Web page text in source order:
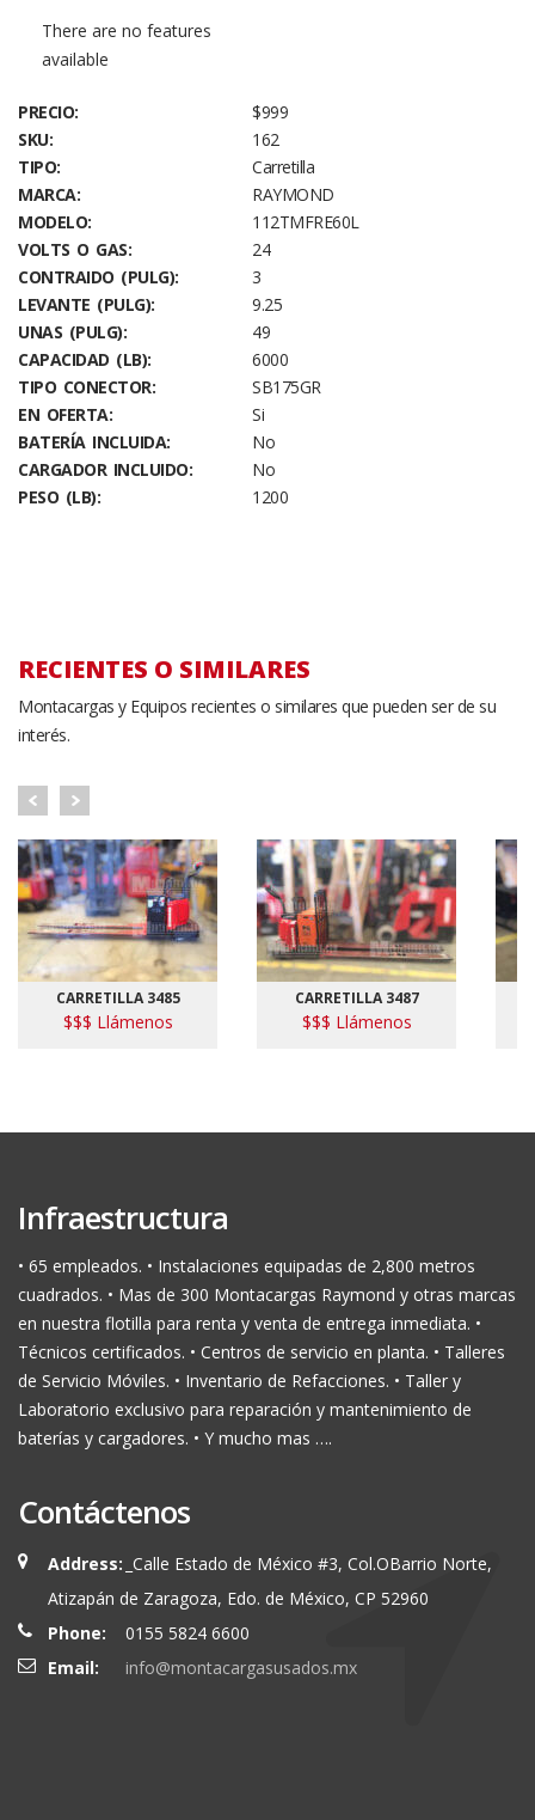
There are no features
available
PRECIO:
$999
SKU:
162
TIPO:
Carretilla
MARCA:
RAYMOND
MODELO:
112TMFRE60L
VOLTS O GAS:
24
CONTRAIDO (PULG):
3
LEVANTE (PULG):
9.25
UNAS (PULG):
49
CAPACIDAD (LB):
6000
TIPO CONECTOR:
SB175GR
EN OFERTA:
Si
BATERÍA INCLUIDA:
No
CARGADOR INCLUIDO:
No
PESO (LB):
1200
RECIENTES O SIMILARES
Montacargas y Equipos recientes o similares que pueden ser de su
interés.
CARRETILLA 3485
$$$ Llámenos
CARRETILLA 3487
$$$ Llámenos
Infraestructura
• 65 empleados. • Instalaciones equipadas de 2,800 metros
cuadrados. • Mas de 300 Montacargas Raymond y otras marcas
en nuestra flotilla para renta y venta de entrega inmediata. •
Técnicos certificados. • Centros de servicio en planta. • Talleres
de Servicio Móviles. • Inventario de Refacciones. • Taller y
Laboratorio exclusivo para reparación y mantenimiento de
baterías y cargadores. • Y mucho mas ….
Contáctenos
Address: _Calle Estado de México #3, Col.OBarrio Norte,
Atizapán de Zaragoza, Edo. de México, CP 52960
Phone:
0155 5824 6600
Email:
info@montacargasusados.mx